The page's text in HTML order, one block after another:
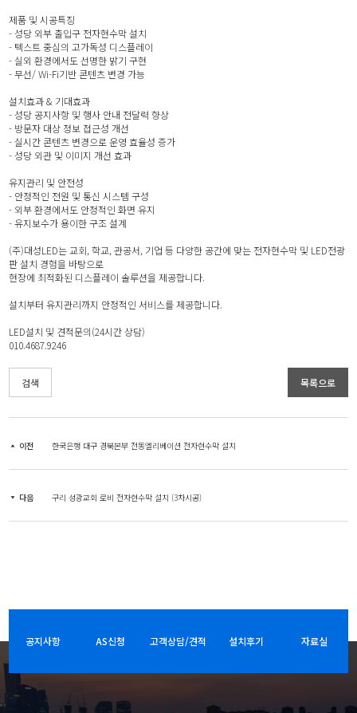
제품 및 시공특징
- 성당 외부 출입구 전자현수막 설치
- 텍스트 중심의 고가독성 디스플레이
- 실외 환경에서도 선명한 밝기 구현
- 무선/ Wi-Fi기반 콘텐츠 변경 가능
설치효과 & 기대효과
- 성당 공지사항 및 행사 안내 전달력 향상
- 방문자 대상 정보 접근성 개선
- 실시간 콘텐츠 변경으로 운영 효율성 증가
- 성당 외관 및 이미지 개선 효과
유지관리 및 안전성
- 안정적인 전원 및 통신 시스템 구성
- 외부 환경에서도 안정적인 화면 유지
- 유지보수가 용이한 구조 설계
(주)대성LED는 교회, 학교, 관공서, 기업 등 다양한 공간에 맞는 전자현수막 및 LED전광
판 설치 경험을 바탕으로
현장에 최적화된 디스플레이 솔루션을 제공합니다.
설치부터 유지관리까지 안정적인 서비스를 제공합니다.
LED설치 및 견적문의(24시간 상담)
010.4687.9246
검색 목록으로
이전 한국은행 대구 경북본부 전동엘리베이션 전자현수막 설치
다음 구리 성광교회 로비 전자현수막 설치 (3차시공)
공지사항 AS신청 고객상담/견적 설치후기 자료실